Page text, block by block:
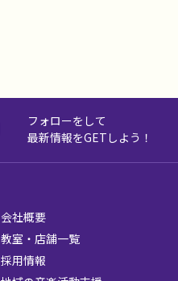
フォローをして
最新情報をGETしよう！
会社概要
教室・店舗一覧
採用情報